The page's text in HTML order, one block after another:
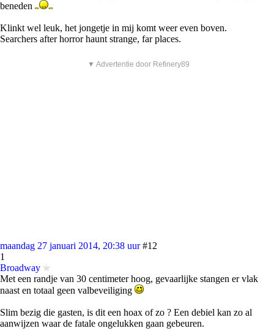
beneden
Klinkt wel leuk, het jongetje in mij komt weer even boven.
Searchers after horror haunt strange, far places.
▼ Advertentie door Refinery89
maandag 27 januari 2014, 20:38 uur #12
1
Broadway
Met een randje van 30 centimeter hoog, gevaarlijke stangen er vlak
naast en totaal geen valbeveiliging
Slim bezig die gasten, is dit een hoax of zo ? Een debiel kan zo al
aanwijzen waar de fatale ongelukken gaan gebeuren.